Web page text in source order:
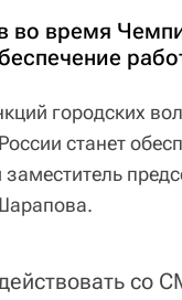
во время
городских
станет
со